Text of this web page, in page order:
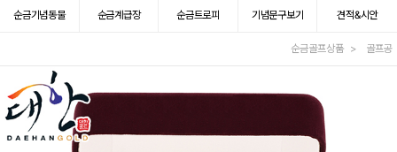
순금기념동물 순금계급장 순금트로피 기념문구보기 견적&시안
순금골프상품 골프공